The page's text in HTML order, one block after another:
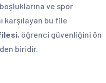
ve spor
karşılayan bu file
, öğrenci güvenliğini ön
biridir.